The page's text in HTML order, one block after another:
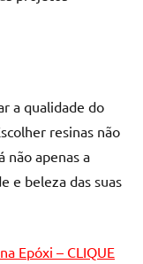
a qualidade do
resinas não
não apenas a
e beleza das suas
Epóxi – CLIQUE